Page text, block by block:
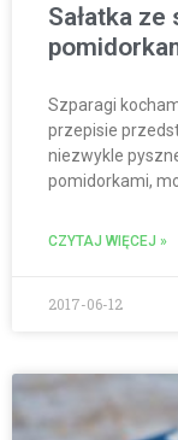
Sałatka
Szparagi
przepisie
niezwykle
pomidorkami,
CZYTAJ WIĘCEJ »
2017-06-12